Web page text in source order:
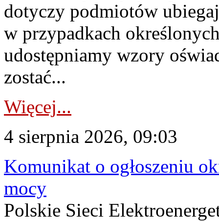
dotyczy podmiotów
w przypadkach
udostępniamy wzory
zostać...
Więcej...
4 sierpnia 2026, 09:03
Komunikat o ogłoszeniu
mocy
Polskie Sieci